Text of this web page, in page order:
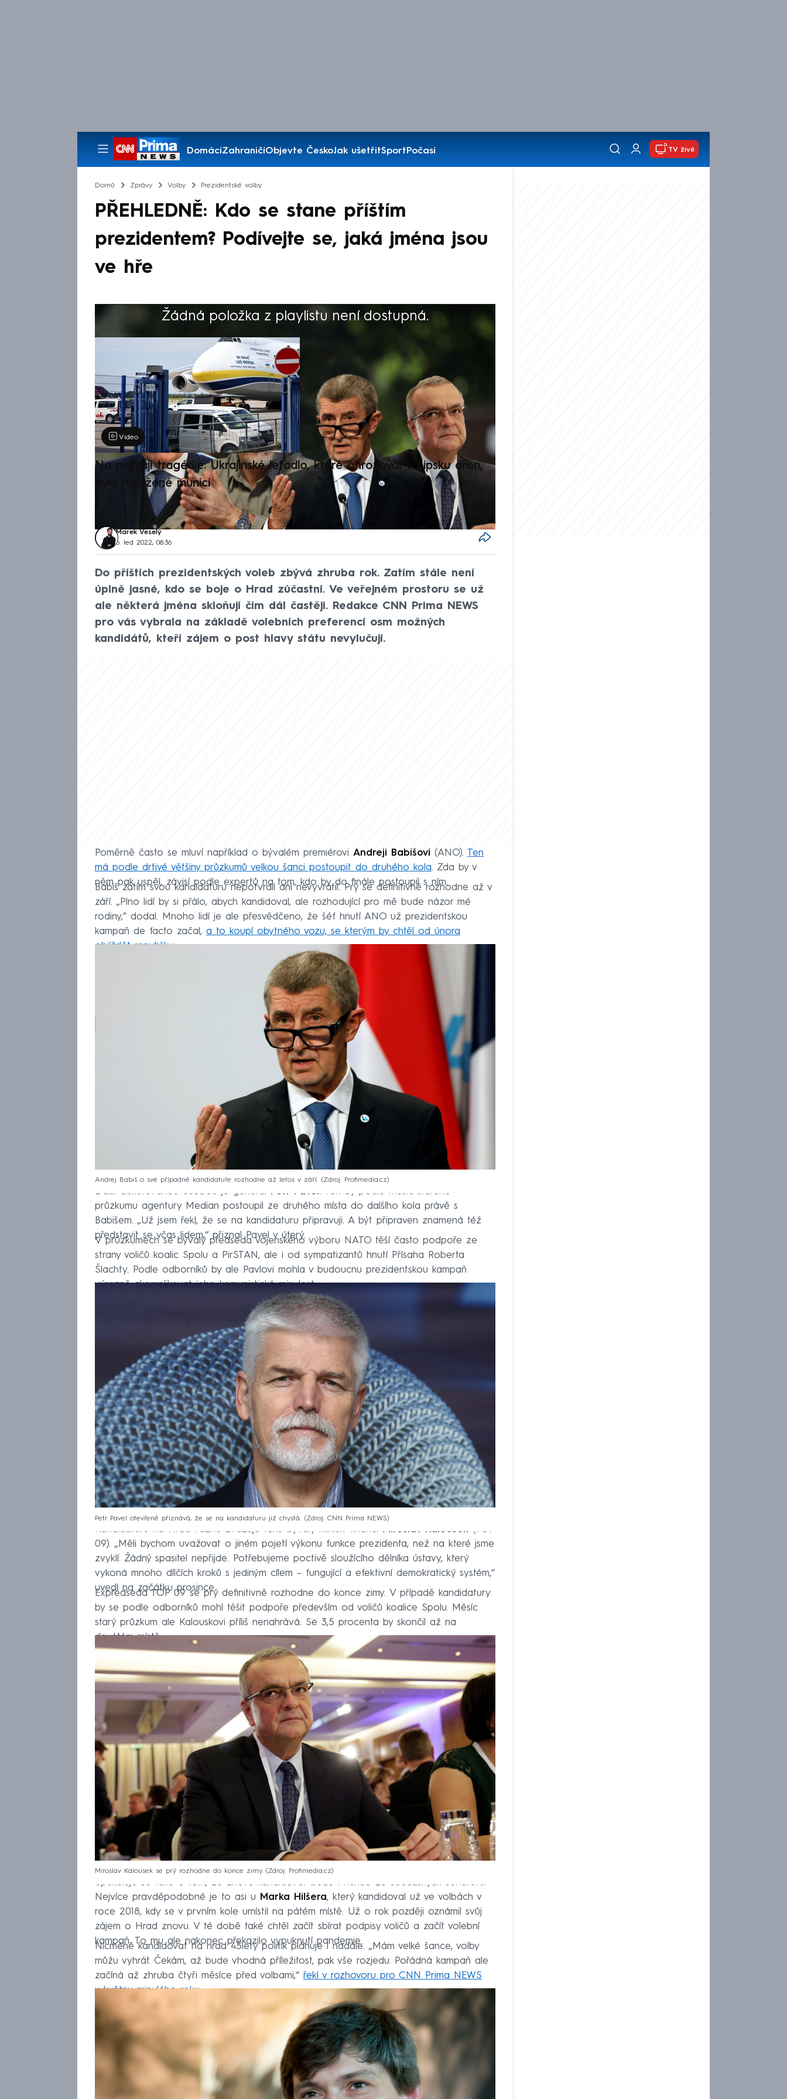
DomácíZahraničíObjevte ČeskoJak ušetřitSportPočasí
Pořady
TV živě
Domů Zprávy Volby Prezidentské volby
PŘEHLEDNĚ: Kdo se stane příštím
prezidentem? Podívejte se, jaká jména jsou
ve hře
Žádná položka z playlistu není dostupná.
Výběr redakce
Video
Na pokraji tragédie: Ukrajinské letadlo, které ohrožoval v Lipsku dron,
bylo naložené municí
Marek Veselý
6. led 2022, 08:36
Do příštích prezidentských voleb zbývá zhruba rok. Zatím stále není
úplně jasné, kdo se boje o Hrad zúčastní. Ve veřejném prostoru se už
ale některá jména skloňují čím dál častěji. Redakce CNN Prima NEWS
pro vás vybrala na základě volebních preferencí osm možných
kandidátů, kteří zájem o post hlavy státu nevylučují.
Poměrně často se mluví například o bývalém premiérovi Andreji Babišovi (ANO). Ten
má podle drtivé většiny průzkumů velkou šanci postoupit do druhého kola. Zda by v
něm pak uspěl, závisí podle expertů na tom, kdo by do finále postoupil s ním.
Babiš zatím svou kandidaturu nepotvrdil ani nevyvrátil. Prý se definitivně rozhodne až v
září. „Plno lidí by si přálo, abych kandidoval, ale rozhodující pro mě bude názor mé
rodiny,” dodal. Mnoho lidí je ale přesvědčeno, že šéf hnutí ANO už prezidentskou
kampaň de facto začal, a to koupí obytného vozu, se kterým by chtěl od února
objíždět republiku.
Andrej Babiš o své případné kandidatuře rozhodne až letos v září. Zdroj: Profimedia.cz
Další diskutovanou osobou je generál Petr Pavel. Ten by podle měsíc starého
průzkumu agentury Median postoupil ze druhého místa do dalšího kola právě s
Babišem. „Už jsem řekl, že se na kandidaturu připravuji. A být připraven znamená též
představit se včas lidem,“ přiznal Pavel v úterý.
V průzkumech se bývalý předseda vojenského výboru NATO těší často podpoře ze
strany voličů koalic Spolu a PirSTAN, ale i od sympatizantů hnutí Přísaha Roberta
Šlachty. Podle odborníků by ale Pavlovi mohla v budoucnu prezidentskou kampaň
výrazně zkomplikovat jeho komunistická minulost.
Petr Pavel otevřeně přiznává, že se na kandidaturu již chystá. Zdroj: CNN Prima NEWS
Kandidaturu na Hrad vážně zvažuje také bývalý ministr financí Miroslav Kalousek (TOP
09). „Měli bychom uvažovat o jiném pojetí výkonu funkce prezidenta, než na které jsme
zvyklí. Žádný spasitel nepřijde. Potřebujeme poctivě sloužícího dělníka ústavy, který
vykoná mnoho dílčích kroků s jediným cílem – fungující a efektivní demokratický systém,“
uvedl na začátku prosince.
Expředseda TOP 09 se prý definitivně rozhodne do konce zimy. V případě kandidatury
by se podle odborníků mohl těšit podpoře především od voličů koalice Spolu. Měsíc
starý průzkum ale Kalouskovi příliš nenahrává. Se 3,5 procenta by skončil až na
devátém místě.
Miroslav Kalousek se prý rozhodne do konce zimy. Zdroj: Profimedia.cz
Spekuluje se také o tom, že znovu kandidovat bude i někdo ze současných senátorů.
Nejvíce pravděpodobné je to asi u
Marka Hilšera, který kandidoval už ve volbách v
roce 2018, kdy se v prvním kole umístil na pátém místě. Už o rok později oznámil svůj
zájem o Hrad znovu. V té době také chtěl začít sbírat podpisy voličů a začít volební
kampaň. To mu ale nakonec překazilo vypuknutí pandemie.
Nicméně kandidovat na hrad 45letý politik plánuje i nadále. „Mám velké šance, volby
můžu vyhrát. Čekám, až bude vhodná příležitost, pak vše rozjedu. Pořádná kampaň ale
začíná až zhruba čtyři měsíce před volbami,“ řekl v rozhovoru pro CNN Prima NEWS
v květnu minulého roku.